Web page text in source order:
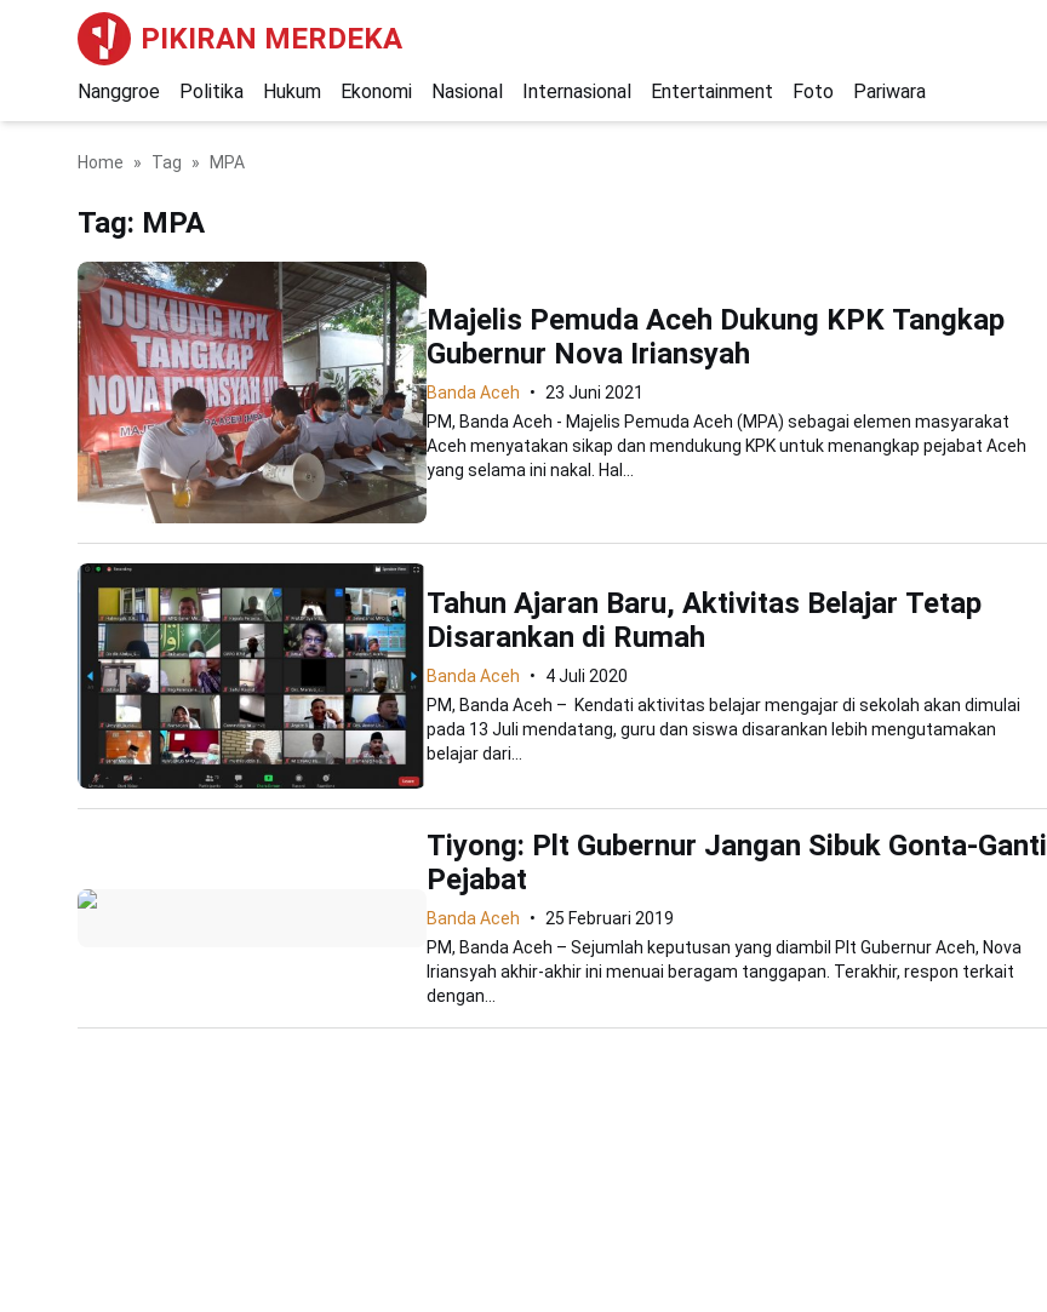
PIKIRAN MERDEKA
Nanggroe Politika Hukum Ekonomi Nasional Internasional Entertainment Foto Pariwara
Home Tag MPA
Tag: MPA
Majelis Pemuda Aceh Dukung KPK Tangkap
Gubernur Nova Iriansyah
Banda Aceh
23 Juni 2021
PM, Banda Aceh - Majelis Pemuda Aceh (MPA) sebagai elemen masyarakat
Aceh menyatakan sikap dan mendukung KPK untuk menangkap pejabat Aceh
yang selama ini nakal. Hal...
Tahun Ajaran Baru, Aktivitas Belajar Tetap
Disarankan di Rumah
Banda Aceh
4 Juli 2020
PM, Banda Aceh – Kendati aktivitas belajar mengajar di sekolah akan dimulai
pada 13 Juli mendatang, guru dan siswa disarankan lebih mengutamakan
belajar dari...
Tiyong: Plt Gubernur Jangan Sibuk Gonta-Ganti
Pejabat
Banda Aceh
25 Februari 2019
PM, Banda Aceh – Sejumlah keputusan yang diambil Plt Gubernur Aceh, Nova
Iriansyah akhir-akhir ini menuai beragam tanggapan. Terakhir, respon terkait
dengan...